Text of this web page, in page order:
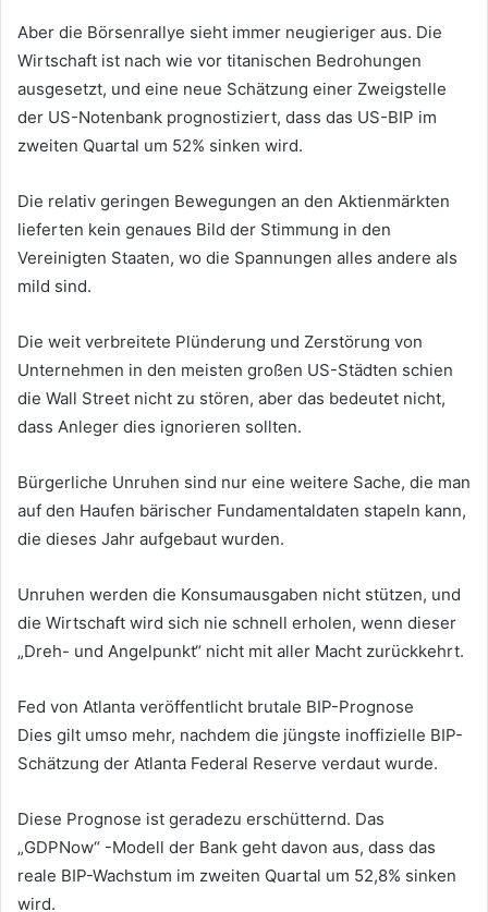
Aber die Börsenrallye sieht immer neugieriger aus. Die
Wirtschaft ist nach wie vor titanischen Bedrohungen
ausgesetzt, und eine neue Schätzung einer Zweigstelle
der US-Notenbank prognostiziert, dass das US-BIP im
zweiten Quartal um 52% sinken wird.
Die relativ geringen Bewegungen an den Aktienmärkten
lieferten kein genaues Bild der Stimmung in den
Vereinigten Staaten, wo die Spannungen alles andere als
mild sind.
Die weit verbreitete Plünderung und Zerstörung von
Unternehmen in den meisten großen US-Städten schien
die Wall Street nicht zu stören, aber das bedeutet nicht,
dass Anleger dies ignorieren sollten.
Bürgerliche Unruhen sind nur eine weitere Sache, die man
auf den Haufen bärischer Fundamentaldaten stapeln kann,
die dieses Jahr aufgebaut wurden.
Unruhen werden die Konsumausgaben nicht stützen, und
die Wirtschaft wird sich nie schnell erholen, wenn dieser
„Dreh- und Angelpunkt“ nicht mit aller Macht zurückkehrt.
Fed von Atlanta veröffentlicht brutale BIP-Prognose
Dies gilt umso mehr, nachdem die jüngste inoffizielle BIP-
Schätzung der Atlanta Federal Reserve verdaut wurde.
Diese Prognose ist geradezu erschütternd. Das
„GDPNow“ -Modell der Bank geht davon aus, dass das
reale BIP-Wachstum im zweiten Quartal um 52,8% sinken
wird.